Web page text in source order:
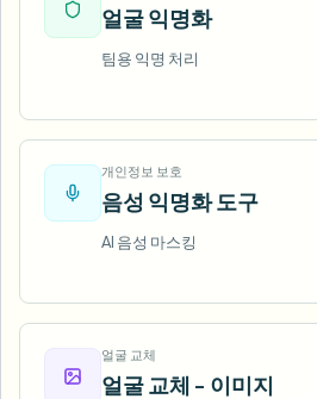
얼굴 익명화
팀용 익명 처리
개인정보 보호
음성 익명화 도구
AI 음성 마스킹
얼굴 교체
얼굴 교체 - 이미지